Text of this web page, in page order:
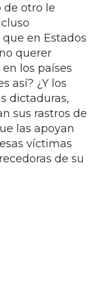
de otro le
en Estados
querer
los países
así? ¿Y los
dictaduras,
sus rastros de
las apoyan
víctimas
de su